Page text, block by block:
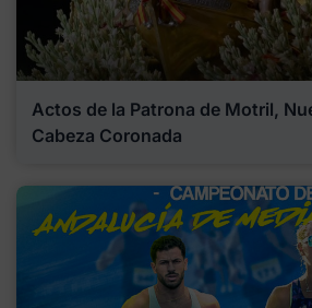
Actos de la Patrona de Motril,
Cabeza Coronada